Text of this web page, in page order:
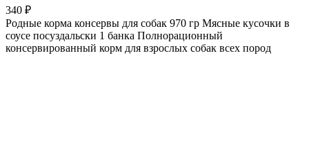
340 ₽
Родные корма консервы для собак 970 гр Мясные кусочки в
соусе посуздальски 1 банка Полнорационный
консервированный корм для взрослых собак всех пород